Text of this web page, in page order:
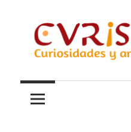
contenido
Curistoria
y
anécdotas